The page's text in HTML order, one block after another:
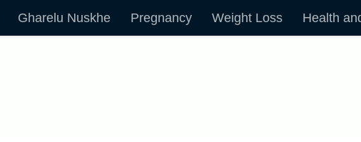
Gharelu Nuskhe Pregnancy Weight Loss Health